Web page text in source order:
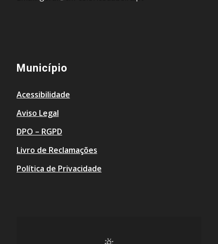
Município
Acessibilidade
Aviso Legal
DPO – RGPD
Livro de Reclamações
Política de Privacidade